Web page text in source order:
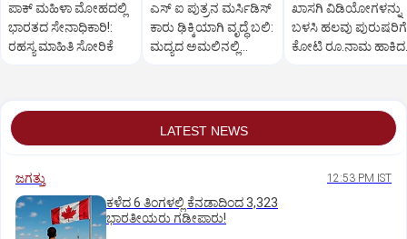
ಪಾಕ್‌ ಮಹಿಳಾ ಮೋಹದಲ್ಲಿ
ಭಾರತದ ಸೇನಾಧಿಕಾರಿ!:
ರಹಸ್ಯ ಮಾಹಿತಿ ಸೋರಿಕೆ
ಎಸ್ ಐ ಪುತ್ರನ ಮರ್ಸಿಡಿಸ್‌
ಕಾರು ಢಿಕ್ಕಿಯಾಗಿ ವೃದ್ಧೆ ಬಲಿ:
ಮದ್ಯದ ಅಮಲಿನಲ್ಲಿ
ಖಾಸಗಿ ವಿಡಿಯೋಗಳನ್ನು
ಬಳಸಿ ಹಲವು
ಕೋಟಿ ರೂ.ನಾಮ ಹಾಕಿದ
LATEST NEWS
ಜಗತ್ತು 12:53 PM IST
ಕಳೆದ 6 ತಿಂಗಳಲ್ಲಿ ಕೆನಡಾದಿಂದ 3,323
ಭಾರತೀಯರು ಗಡೀಪಾರು!